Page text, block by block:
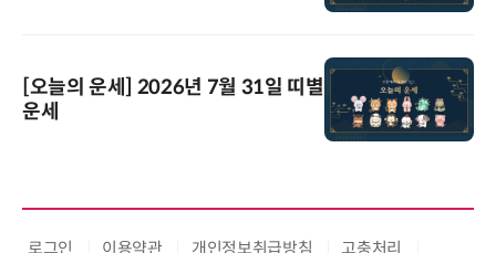
[오늘의 운세] 2026년 7월 31일 띠별
운세
로그인 이용약관 개인정보취급방침 고충처리